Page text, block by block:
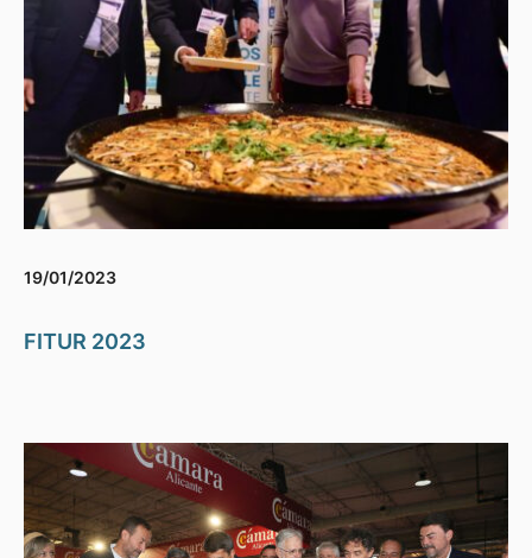
19/01/2023
FITUR 2023